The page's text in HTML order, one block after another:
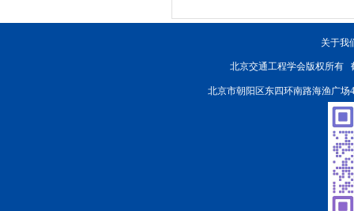
关于我
北京交通工程学会版权所有
北京市朝阳区东四环南路海渔广